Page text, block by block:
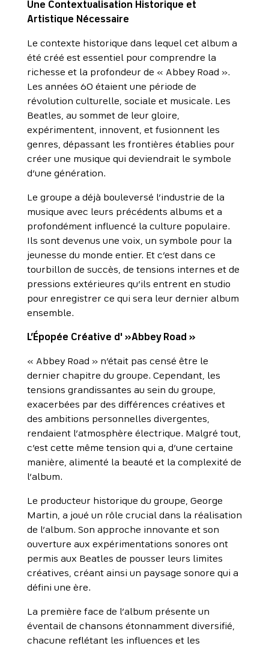
Une Contextualisation Historique et
Artistique Nécessaire
Le contexte historique dans lequel cet album a
été créé est essentiel pour comprendre la
richesse et la profondeur de « Abbey Road ».
Les années 60 étaient une période de
révolution culturelle, sociale et musicale. Les
Beatles, au sommet de leur gloire,
expérimentent, innovent, et fusionnent les
genres, dépassant les frontières établies pour
créer une musique qui deviendrait le symbole
d’une génération.
Le groupe a déjà bouleversé l’industrie de la
musique avec leurs précédents albums et a
profondément influencé la culture populaire.
Ils sont devenus une voix, un symbole pour la
jeunesse du monde entier. Et c’est dans ce
tourbillon de succès, de tensions internes et de
pressions extérieures qu’ils entrent en studio
pour enregistrer ce qui sera leur dernier album
ensemble.
L’Épopée Créative d' »Abbey Road »
« Abbey Road » n’était pas censé être le
dernier chapitre du groupe. Cependant, les
tensions grandissantes au sein du groupe,
exacerbées par des différences créatives et
des ambitions personnelles divergentes,
rendaient l’atmosphère électrique. Malgré tout,
c’est cette même tension qui a, d’une certaine
manière, alimenté la beauté et la complexité de
l’album.
Le producteur historique du groupe, George
Martin, a joué un rôle crucial dans la réalisation
de l’album. Son approche innovante et son
ouverture aux expérimentations sonores ont
permis aux Beatles de pousser leurs limites
créatives, créant ainsi un paysage sonore qui a
défini une ère.
La première face de l’album présente un
éventail de chansons étonnamment diversifié,
chacune reflétant les influences et les